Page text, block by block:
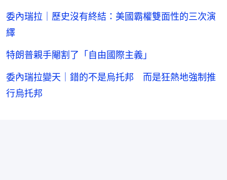
委內瑞拉｜歷史沒有終結：美國霸權雙面性的三次演
繹
特朗普親手閹割了「自由國際主義」
委內瑞拉變天｜錯的不是烏托邦 而是狂熱地強制推
行烏托邦